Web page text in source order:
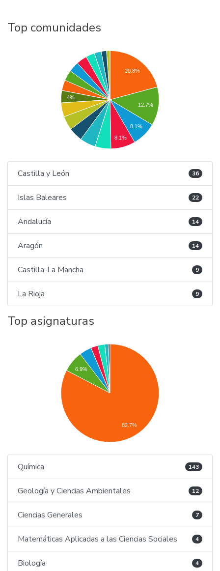
Top comunidades
20.8%
12.7%
8.1%
8.1%
4%
Castilla y León 36
Islas Baleares 22
Andalucía 14
Aragón 14
Castilla-La Mancha 9
La Rioja 9
Top asignaturas
6.9%
82.7%
Química 143
Geología y Ciencias Ambientales 12
Ciencias Generales 7
Matemáticas Aplicadas a las Ciencias Sociales 4
Biología 4